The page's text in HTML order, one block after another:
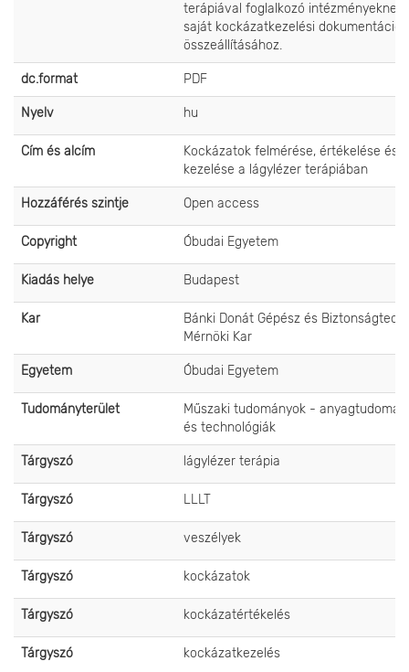
terápiával foglalkozó intézményeknek
saját kockázatkezelési
összeállításához.
dc.format PDF
Nyelv hu
Cím és alcím
Kockázatok felmérése, értékelése és
kezelése a lágylézer terápiában
Hozzáférés szintje Open access
Copyright Óbudai Egyetem
Kiadás helye Budapest
Kar
Bánki Donát Gépész és
Mérnöki Kar
Egyetem Óbudai Egyetem
Tudományterület
Műszaki tudományok -
és technológiák
Tárgyszó lágylézer terápia
Tárgyszó LLLT
Tárgyszó veszélyek
Tárgyszó kockázatok
Tárgyszó kockázatértékelés
Tárgyszó kockázatkezelés